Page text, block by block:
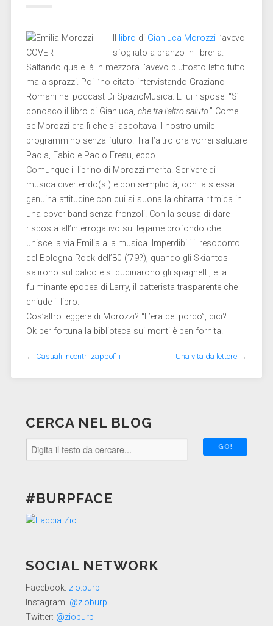
libro di Gianluca Morozzi l’avevo
sfogliato a pranzo in libreria.
Saltando qua e là in mezzora l’avevo piuttosto letto tutto
ma a sprazzi. Poi l’ho citato intervistando Graziano
Romani nel podcast Di SpazioMusica. E lui rispose: “Sì
conosco il libro di Gianluca, che tra l’altro saluto.” Come
se Morozzi era lì che si ascoltava il nostro umile
programmino senza futuro. Tra l’altro ora vorrei salutare
Paola, Fabio e Paolo Fresu, ecco.
Comunque il librino di Morozzi merita. Scrivere di
musica divertendo(si) e con semplicità, con la stessa
genuina attitudine con cui si suona la chitarra ritmica in
una cover band senza fronzoli. Con la scusa di dare
risposta all’interrogativo sul legame profondo che
unisce la via Emilia alla musica. Imperdibili il resoconto
del Bologna Rock dell’80 (’79?), quando gli Skiantos
salirono sul palco e si cucinarono gli spaghetti, e la
fulminante epopea di Larry, il batterista trasparente che
chiude il libro.
Cos’altro leggere di Morozzi? “L’era del porco”, dici?
Ok per fortuna la biblioteca sui monti è ben fornita.
← Casuali incontri zappofili Una vita da lettore →
CERCA NEL BLOG
#BURPFACE
SOCIAL NETWORK
Facebook: zio.burp
Instagram: @zioburp
Twitter: @zioburp